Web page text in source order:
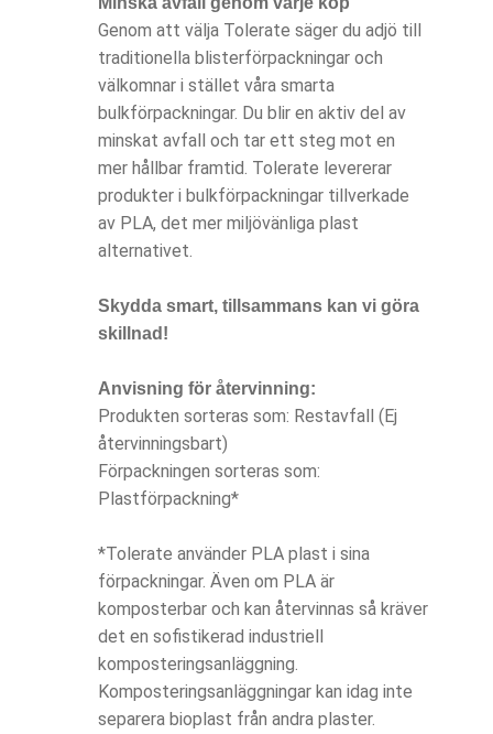
Genom att välja Tolerate säger du adjö till
traditionella blisterförpackningar och
välkomnar i stället våra smarta
bulkförpackningar. Du blir en aktiv del av
minskat avfall och tar ett steg mot en
mer hållbar framtid. Tolerate levererar
produkter i bulkförpackningar tillverkade
av PLA, det mer miljövänliga plast
alternativet.
Skydda smart, tillsammans kan vi göra
skillnad!
Anvisning för återvinning:
Produkten sorteras som: Restavfall (Ej
återvinningsbart)
Förpackningen sorteras som:
Plastförpackning*
*Tolerate använder PLA plast i sina
förpackningar. Även om PLA är
komposterbar och kan återvinnas så kräver
det en sofistikerad industriell
komposteringsanläggning.
Komposteringsanläggningar kan idag inte
separera bioplast från andra plaster.